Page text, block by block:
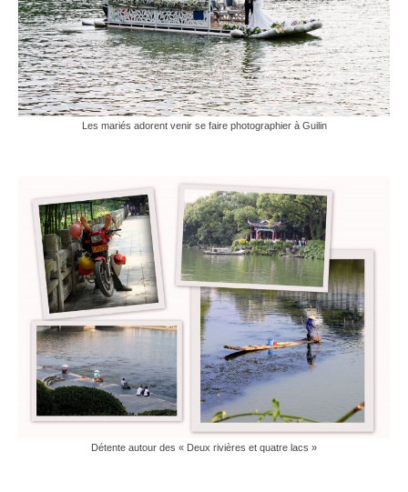
Les mariés adorent venir se faire photographier à Guilin
Détente autour des « Deux rivières et quatre lacs »